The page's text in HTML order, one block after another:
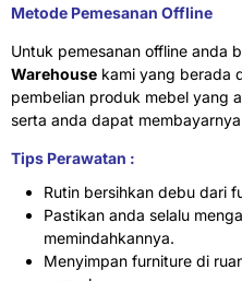
Metode Pemesanan Offline
Untuk pemesanan offline anda
Warehouse kami yang berada
pembelian produk mebel yang
serta anda dapat
Tips Perawatan :
Rutin bersihkan debu dari
Pastikan anda selalu
memindahkannya.
Menyimpan furniture di